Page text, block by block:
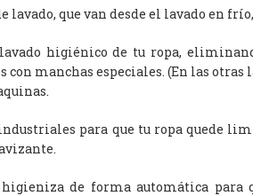
que van desde el lavado en
higiénico de tu ropa,
manchas especiales. (En las
para que tu ropa quede
higieniza de forma automática